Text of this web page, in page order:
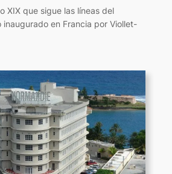
XIX que sigue las líneas del
inaugurado en Francia por Viollet-